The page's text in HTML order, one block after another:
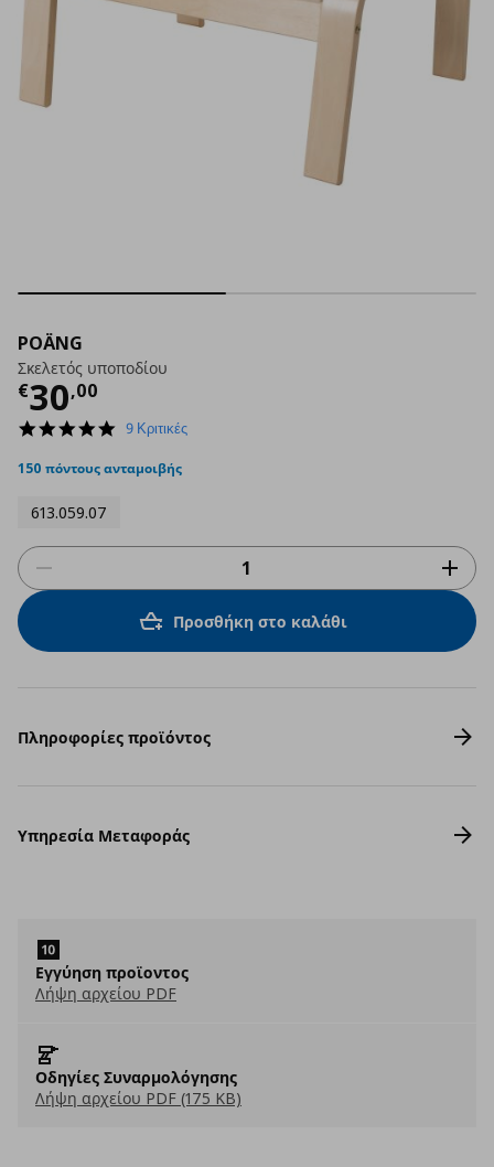
POÄNG
Σκελετός υποποδίου
€30,00
Τρέχουσα τιμή
4.8
rating
9 Κριτικές
150 πόντους ανταμοιβής
613.059.07
Προσθήκη στο καλάθι
Πληροφορίες προϊόντος
Υπηρεσία Μεταφοράς
Εγγύηση προϊοντος
Λήψη αρχείου PDF
Οδηγίες Συναρμολόγησης
Λήψη αρχείου PDF (175 KB)